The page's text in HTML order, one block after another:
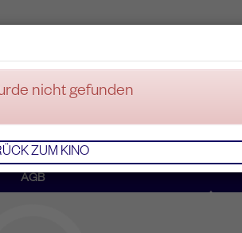
nicht gefunden
ZUM KINO
AGB